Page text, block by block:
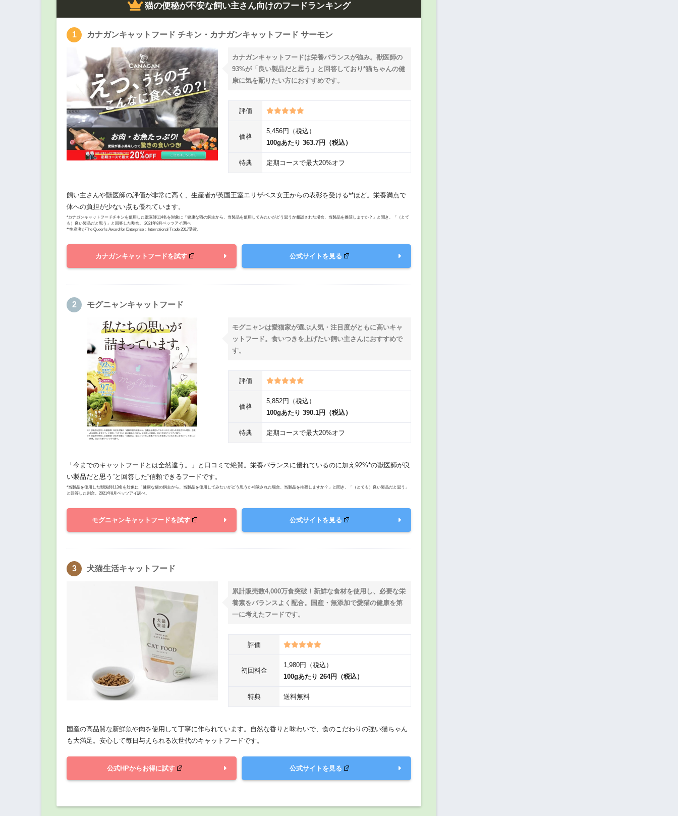
猫の便秘が不安な飼い主さん向けのフードランキング
カナガンキャットフード チキン・カナガンキャットフード サーモン
カナガンキャットフードは栄養バランスが強み。獣医師の
93%が「良い製品だと思う」と回答しており*猫ちゃんの健
康に気を配りたい方におすすめです。
評価
価格
5,456円（税込）
100gあたり 363.7円（税込）
特典 定期コースで最大20%オフ
飼い主さんや獣医師の評価が非常に高く、生産者が英国王室エリザベス女王からの表彰を受ける**ほど。栄養満点で
体への負担が少ない点も優れています。
*カナガンキャットフードチキンを使用した獣医師114名を対象に「健康な猫の飼主から、当製品を使用してみたいがどう思うか相談された場合、当製品を推奨しますか？」と聞き、「（とて
も）良い製品だと思う」と回答した割合。 2021年8月ベッツアイ調べ
**生産者がThe Queen's Award for Enterprise：International Trade 2017受賞。
カナガンキャットフードを試す 公式サイトを見る
モグニャンキャットフード
モグニャンは愛猫家が選ぶ人気・注目度がともに高いキャ
ットフード。食いつきを上げたい飼い主さんにおすすめで
す。
評価
価格
5,852円（税込）
100gあたり 390.1円（税込）
特典 定期コースで最大20%オフ
「今までのキャットフードとは全然違う。」と口コミで絶賛。栄養バランスに優れているのに加え92%*の獣医師が良
い製品だと思う”と回答した“信頼できるフードです。
*当製品を使用した獣医師113名を対象に「健康な猫の飼主から、当製品を使用してみたいがどう思うか相談された場合、当製品を推奨しますか？」と聞き、「（とても）良い製品だと思う」
と回答した割合。2021年8月ベッツアイ調べ。
モグニャンキャットフードを試す 公式サイトを見る
犬猫生活キャットフード
累計販売数4,000万食突破！新鮮な食材を使用し、必要な栄
養素をバランスよく配合。国産・無添加で愛猫の健康を第
一に考えたフードです。
評価
初回料金
1,980円（税込）
100gあたり 264円（税込）
特典 送料無料
国産の高品質な新鮮魚や肉を使用して丁寧に作られています。自然な香りと味わいで、食のこだわりの強い猫ちゃん
も大満足。安心して毎日与えられる次世代のキャットフードです。
公式HPからお得に試す 公式サイトを見る